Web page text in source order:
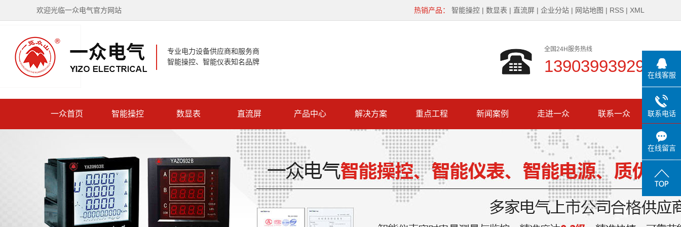
欢迎光临一众电气官方网站 热销产品： 智能操控 | 数显表 | 直流屏 | 企业分站 | 网站地图 | RSS | XML
专业电力设备供应商和服务商
智能操控、智能仪表知名品牌
全国24H服务热线
13903993929
一众首页 智能操控 数显表 直流屏 产品中心
数显表
直流屏
真空断路器
解决方案 重点工程
重点工程
新闻案例
技术知识
走进一众
公司简介
企业文化
发展历程
一众风采
资质证书
联系一众
在线客服
联系电话
在线留言